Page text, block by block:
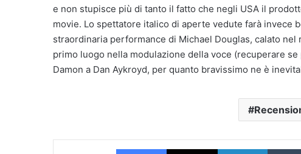
e non stupisce più di tanto il fatto che negli USA il
movie. Lo spettatore italico di aperte vedute farà invece
straordinaria performance di Michael Douglas, calato
primo luogo nella modulazione della voce (recuperare
Damon a Dan Aykroyd, per quanto bravissimo ne è
Facebook X LinkedIn